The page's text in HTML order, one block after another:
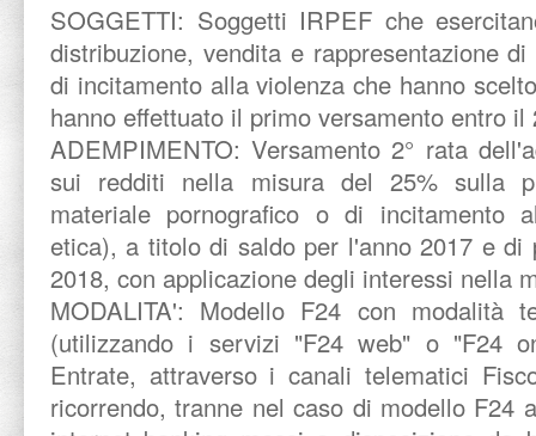
SOGGETTI: Soggetti IRPEF che
distribuzione, vendita e rappresentazione
di incitamento alla violenza che hanno
hanno effettuato il primo versamento entro il
ADEMPIMENTO:Versamento 2° rata
sui redditi nella misura del 25% sulla
materiale pornografico o di incitamento
etica), a titolo di saldo per l'anno 2017 e di
2018, con applicazione degli interessi nella
MODALITA': Modello F24 con modalità
(utilizzando i servizi "F24 web" o "F24
Entrate, attraverso i canali telematici
ricorrendo, tranne nel caso di modello F24